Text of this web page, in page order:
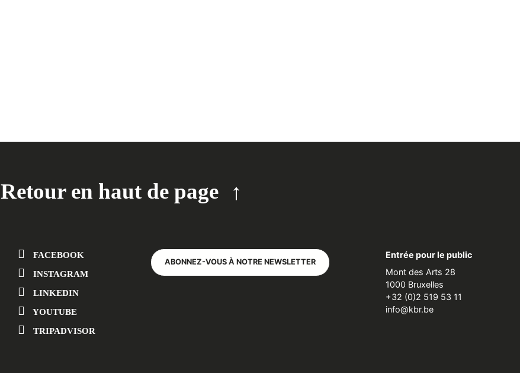
Retour en haut de page
FACEBOOK
INSTAGRAM
LINKEDIN
YOUTUBE
TRIPADVISOR
ABONNEZ-VOUS À NOTRE NEWSLETTER
Entrée pour le public
Mont des Arts 28
1000 Bruxelles
+32 (0)2 519 53 11
info@kbr.be